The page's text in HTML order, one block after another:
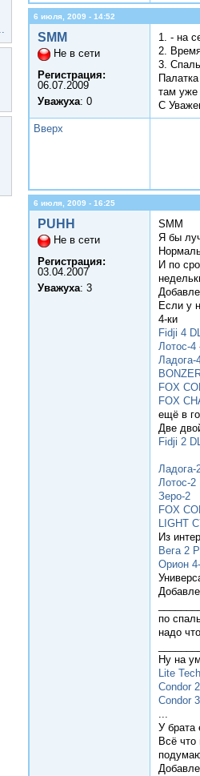
6 июля, 2009 - 14:52
SMM
Не в сети
Регистрация:
06.07.2009
Уважуха: 0
1. - на
2.
3.
там уже
С
Вверх
6 июля, 2009 - 16:25
PUHH
Не в сети
Регистрация:
03.04.2007
Уважуха: 3
SMM
Я бы
И по
Если у
4-ки
Fidji 4
Лотос-4
Ладога-
FOX
FOX
ещё в
Две
Fidji 2
Ладога-
Лотос-2
Зеро-2
FOX
LIGHT
Из
Вега 2
Орион
по
надо
Ну на
Lite
Condor
Condor
...
У брата
Всё что